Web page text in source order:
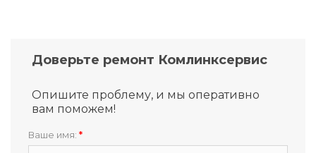
Доверьте ремонт Комлинксервис
Опишите проблему, и мы оперативно
вам поможем!
Ваше имя: *